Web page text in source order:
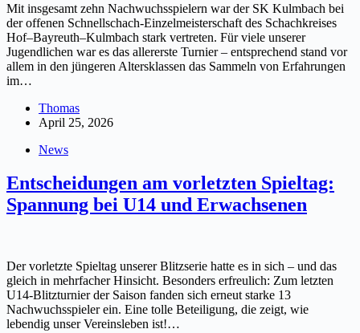
Mit insgesamt zehn Nachwuchsspielern war der SK Kulmbach bei
der offenen Schnellschach-Einzelmeisterschaft des Schachkreises
Hof–Bayreuth–Kulmbach stark vertreten. Für viele unserer
Jugendlichen war es das allererste Turnier – entsprechend stand vor
allem in den jüngeren Altersklassen das Sammeln von Erfahrungen
im…
Thomas
April 25, 2026
News
Entscheidungen am vorletzten Spieltag:
Spannung bei U14 und Erwachsenen
Der vorletzte Spieltag unserer Blitzserie hatte es in sich – und das
gleich in mehrfacher Hinsicht. Besonders erfreulich: Zum letzten
U14-Blitzturnier der Saison fanden sich erneut starke 13
Nachwuchsspieler ein. Eine tolle Beteiligung, die zeigt, wie
lebendig unser Vereinsleben ist!…